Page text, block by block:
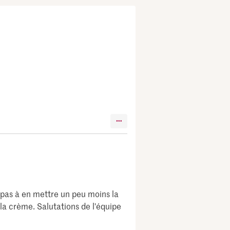
à en mettre un peu moins la
crème. Salutations de l'équipe